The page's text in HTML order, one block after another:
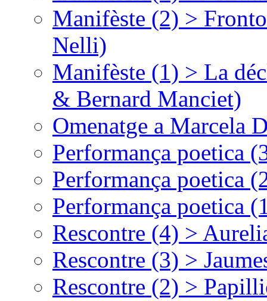
Manifèste (2) >
Nelli)
Manifèste (1) > La
& Bernard Manciet)
Omenatge a Marcela
Performança poetica
Performança poetica
Performança poetica
Rescontre (4) >
Rescontre (3) >
Rescontre (2) >